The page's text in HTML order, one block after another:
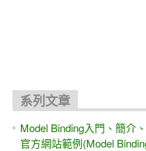
系列文章
Model Binding入門、簡介
官方網站範例(Model